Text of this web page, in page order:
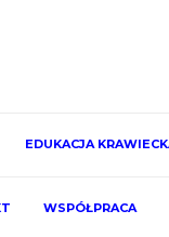
EDUKACJA
WSPÓŁPRACA